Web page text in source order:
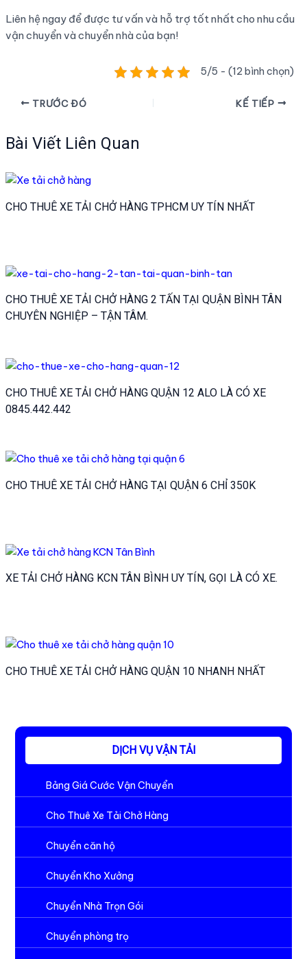
Liên hệ ngay để được tư vấn và hỗ trợ tốt nhất cho nhu cầu
vận chuyển và chuyển nhà của bạn!
5/5 - (12 bình chọn)
Điều
bài
viết
TRƯỚC ĐÓ KẾ TIẾP
Bài Viết Liên Quan
CHO THUÊ XE TẢI CHỞ HÀNG TPHCM UY TÍN NHẤT
CHO THUÊ XE TẢI CHỞ HÀNG 2 TẤN TẠI QUẬN BÌNH TÂN
CHUYÊN NGHIỆP – TẬN TÂM.
CHO THUÊ XE TẢI CHỞ HÀNG QUẬN 12 ALO LÀ CÓ XE
0845.442.442
CHO THUÊ XE TẢI CHỞ HÀNG TẠI QUẬN 6 CHỈ 350K
XE TẢI CHỞ HÀNG KCN TÂN BÌNH UY TÍN, GỌI LÀ CÓ XE.
CHO THUÊ XE TẢI CHỞ HÀNG QUẬN 10 NHANH NHẤT
DỊCH VỤ VẬN TẢI
Bảng Giá Cước Vận Chuyển
Cho Thuê Xe Tải Chở Hàng
Chuyển căn hộ
Chuyển Kho Xưởng
Chuyển Nhà Trọn Gói
Chuyển phòng trọ